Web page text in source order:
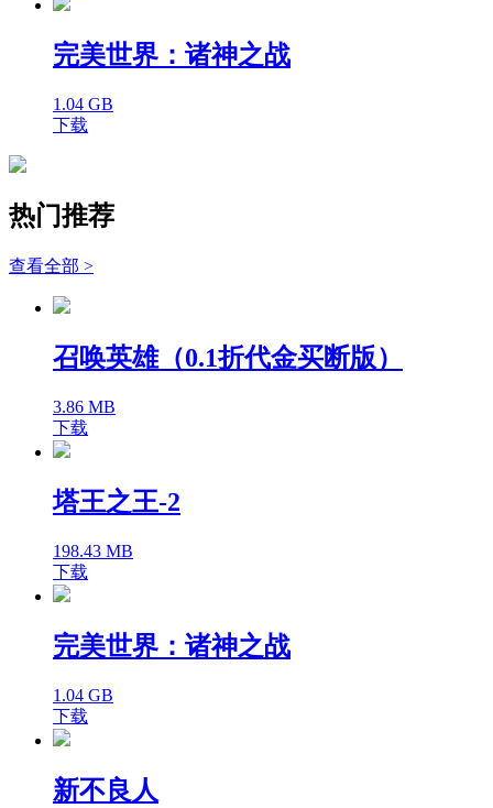
完美世界：诸神之战
1.04 GB
下载
热门推荐
查看全部 >
召唤英雄（0.1折代金买断版）
3.86 MB
下载
塔王之王-2
198.43 MB
下载
完美世界：诸神之战
1.04 GB
下载
新不良人